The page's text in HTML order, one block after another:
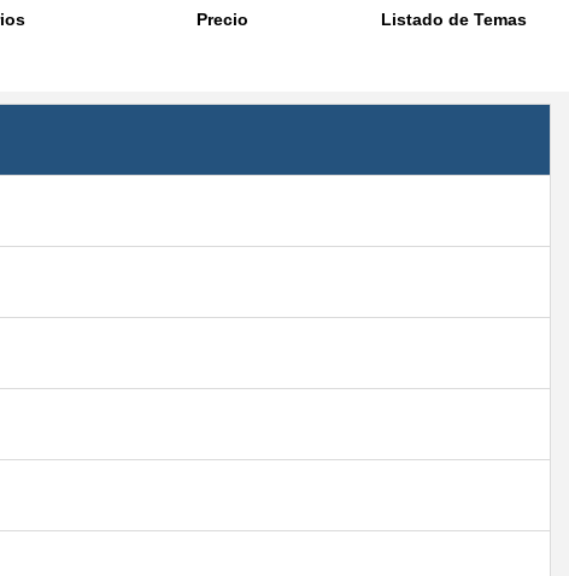
Precio Listado de Temas